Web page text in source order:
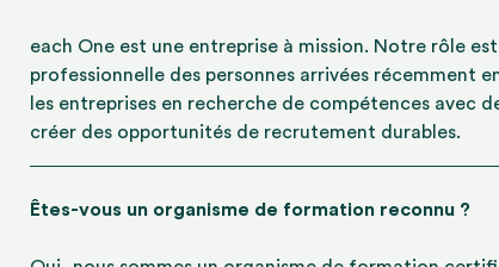
each One est une entreprise à mission. Notre rôle
professionnelle des personnes arrivées récemment
les entreprises en recherche de compétences avec
créer des opportunités de recrutement durables.
Êtes-vous un organisme de formation reconnu ?